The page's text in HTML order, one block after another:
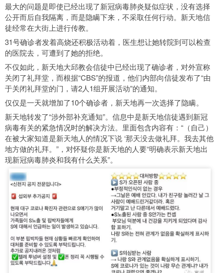
最大的问题是即使已经出现了新冠病毒肺炎疑似症状，没有选择
公开而后自我隔离，而是隐瞒下来，不采取任何行动。新天地信
徒经常在大街上进行传教。
31号确诊者发着高烧还积极活动着，医生想让她转院到可以检查
的医院去，可遭到了她的拒绝。
不仅如此，新天地大邱教会信徒中已经出现了确诊者，对外宣称
关闭了礼拜堂，而根据“CBS”的报道，他们内部向信徒发布了“由
于关闭礼拜堂的门，请2人1组开展活动”的通知。
仅仅是一天就增加了10个确诊者，新天地再一次选择了隐瞒。
新天地转发了“涉外部补充通知”。信息中是新天地信徒遇到新冠
病毒有关的紧急情况时的解决方法。里面包含内容有：“（自己）
在被大家知道是新天地人的情况下说 ‘那天没去做礼拜。我去其他
地方做的礼拜。”，对怀疑你是新天地的人要“明确表示新天地出
现新冠病毒肺炎和我有什么关系”。